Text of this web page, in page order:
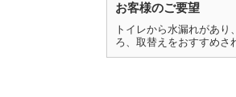
お客様のご要望
トイレから水漏れがあり
ろ、取替えをおすすめさ